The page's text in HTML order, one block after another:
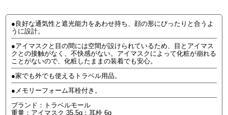
●良好な通気性と遮光能力をあわせ持ち、顔の形にぴったりと合うよ
うに設計。
●アイマスクと目の間には空間が設けられているため、目とアイマス
クとの接触がなく、不快感がない。アイマスクによって化粧が崩れる
ことがないので、化粧したままの装着でも安心。
●家でも外でも使えるトラベル用品。
●メモリーフォーム耳栓付き。
ブランド：トラベルモール
重量：アイマスク 35.5g；耳栓 6g